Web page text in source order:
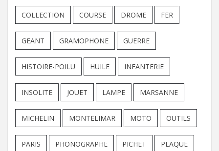
COLLECTION COURSE DROME FER
GEANT GRAMOPHONE GUERRE
HISTOIRE-POILU HUILE INFANTERIE
INSOLITE JOUET LAMPE MARSANNE
MICHELIN MONTELIMAR MOTO OUTILS
PARIS PHONOGRAPHE PICHET PLAQUE